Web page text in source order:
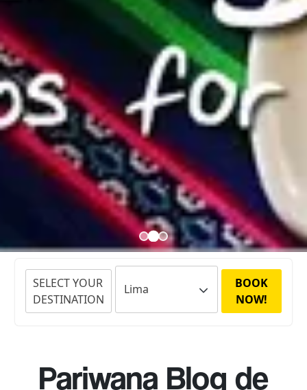
SELECT YOUR
DESTINATION
BOOK
NOW!
Pariwana Blog de